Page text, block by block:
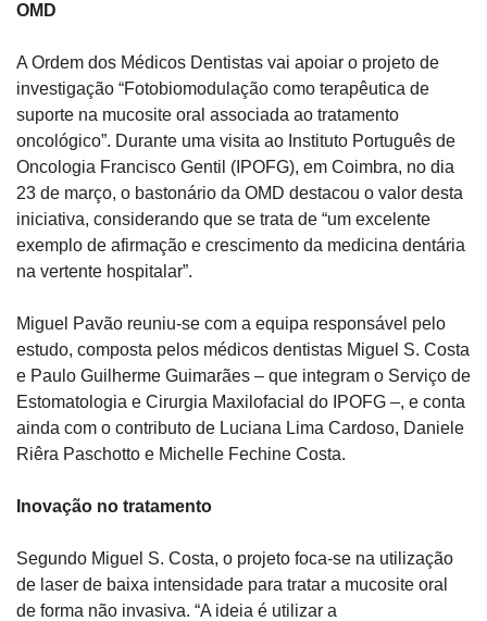
OMD
A Ordem dos Médicos Dentistas vai apoiar o projeto de
investigação “Fotobiomodulação como terapêutica de
suporte na mucosite oral associada ao tratamento
oncológico”. Durante uma visita ao Instituto Português de
Oncologia Francisco Gentil (IPOFG), em Coimbra, no dia
23 de março, o bastonário da OMD destacou o valor desta
iniciativa, considerando que se trata de “um excelente
exemplo de afirmação e crescimento da medicina dentária
na vertente hospitalar”.
Miguel Pavão reuniu-se com a equipa responsável pelo
estudo, composta pelos médicos dentistas Miguel S. Costa
e Paulo Guilherme Guimarães – que integram o Serviço de
Estomatologia e Cirurgia Maxilofacial do IPOFG –, e conta
ainda com o contributo de Luciana Lima Cardoso, Daniele
Riêra Paschotto e Michelle Fechine Costa.
Inovação no tratamento
Segundo Miguel S. Costa, o projeto foca-se na utilização
de laser de baixa intensidade para tratar a mucosite oral
de forma não invasiva. “A ideia é utilizar a